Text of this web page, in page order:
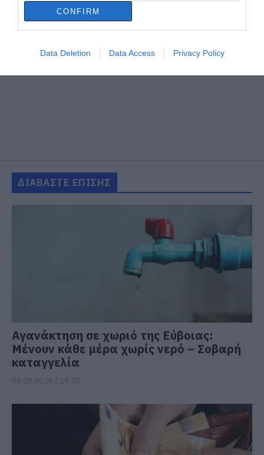
CONFIRM
Data Deletion Data Access Privacy Policy
ΔΙΑΒΑΣΤΕ ΕΠΙΣΗΣ
Αγανάκτηση σε χωριό της Εύβοιας:
Μένουν κάθε μέρα χωρίς νερό – Σοβαρή
καταγγελία